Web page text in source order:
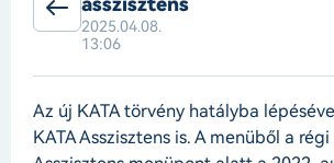
2025.04.08.
13:06
Az új KATA törvény hatályba
KATA Asszisztens is. A menüből a régi